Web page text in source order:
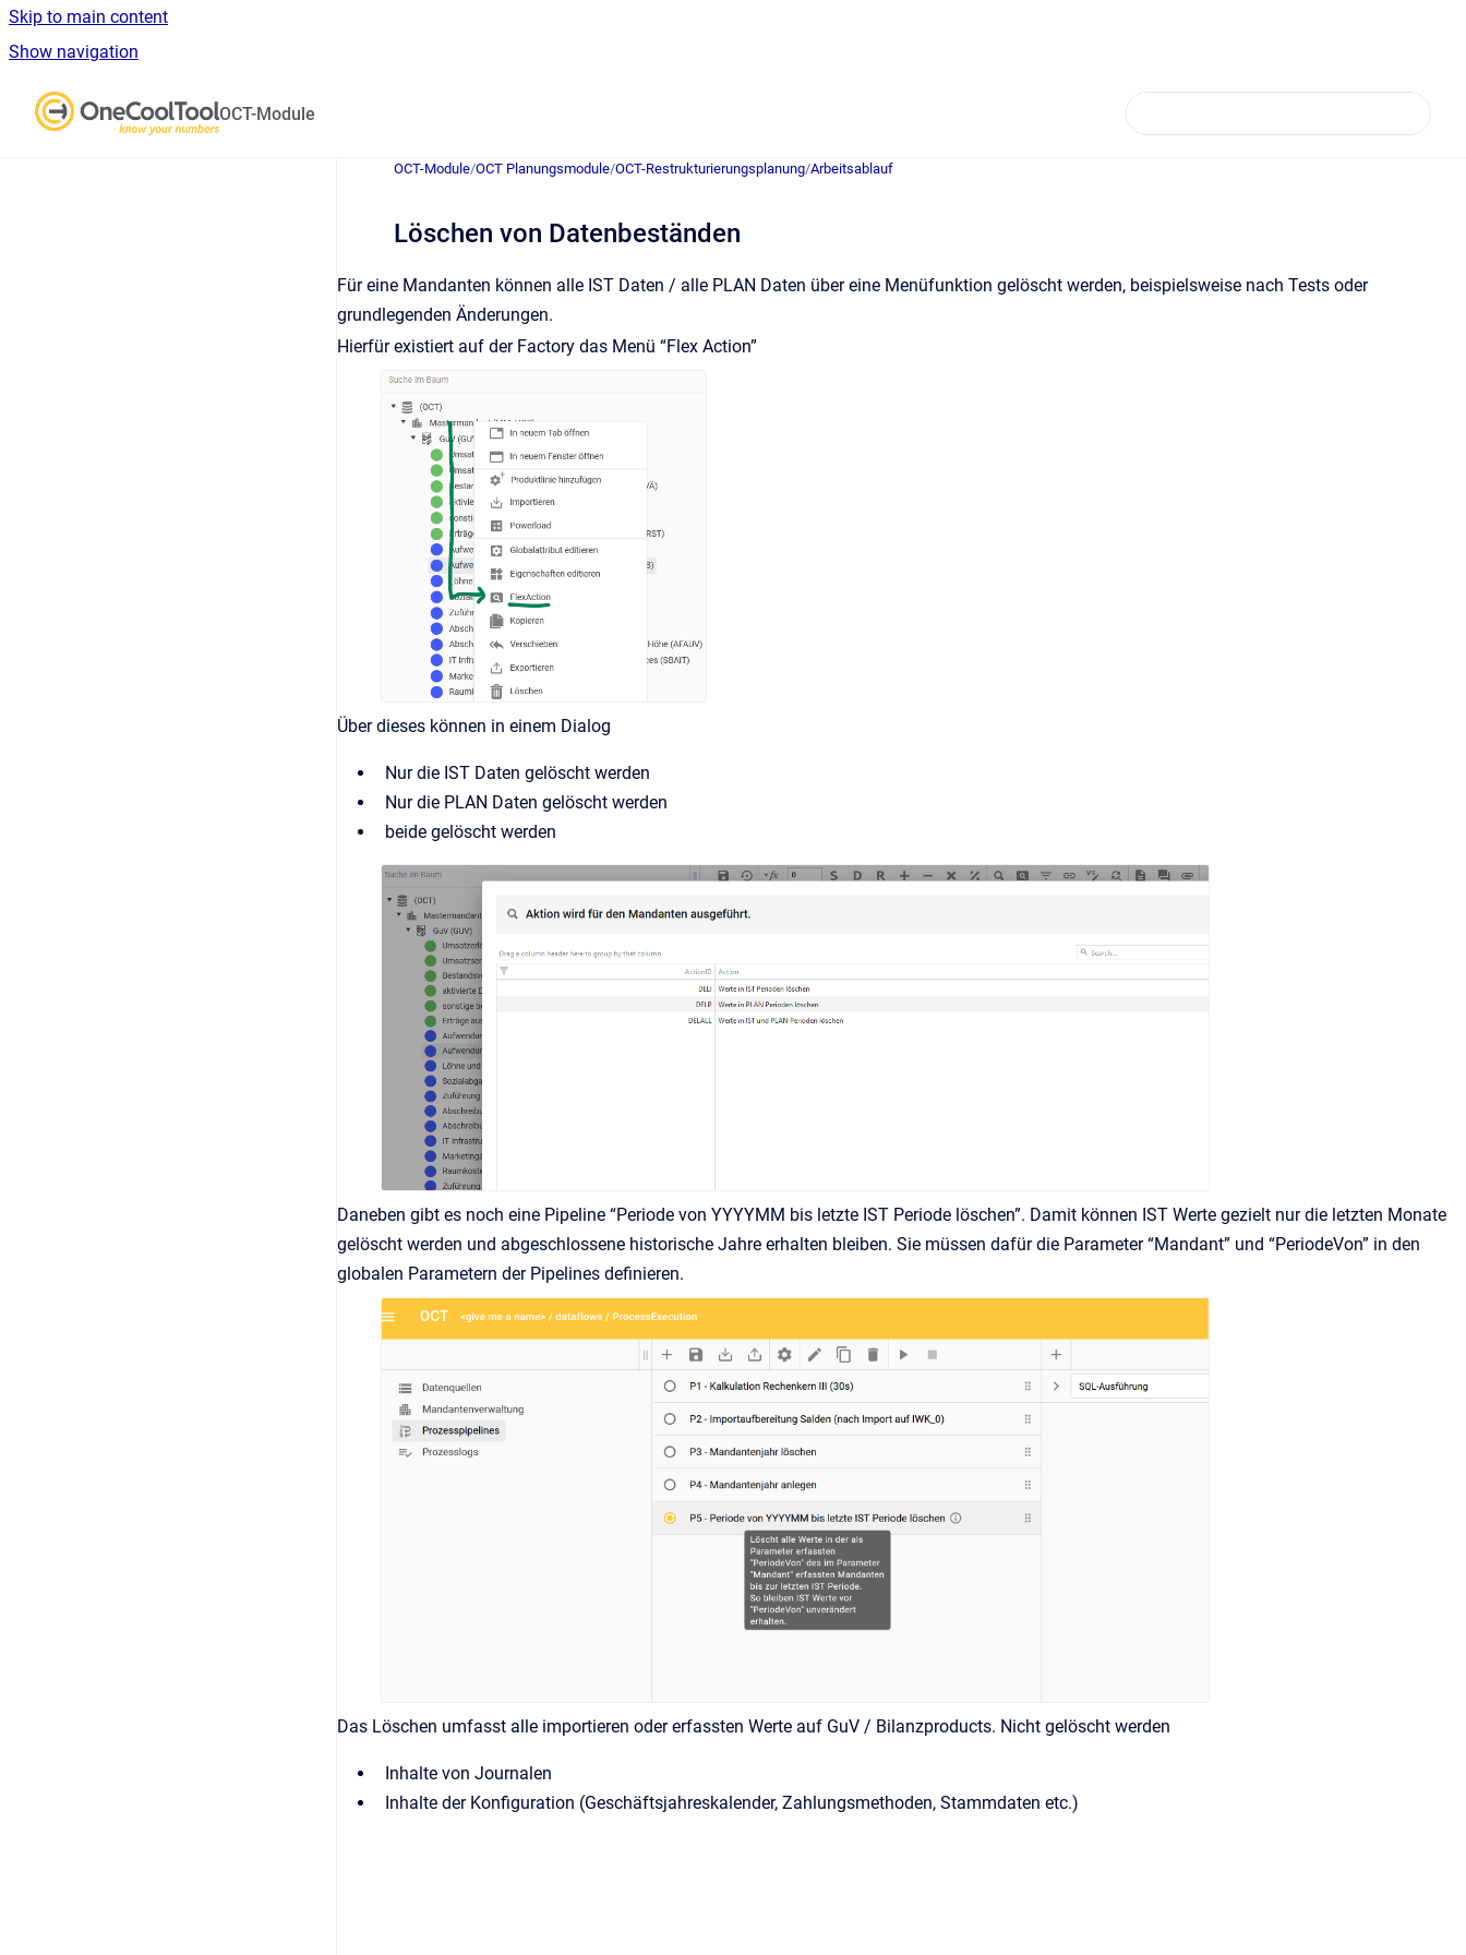
Skip to main content
Show navigation
OCT-Module
OCT-Module/OCT Planungsmodule/OCT-Restrukturierungsplanung/Arbeitsablauf
Löschen von Datenbeständen
Für eine Mandanten können alle IST Daten / alle PLAN Daten über eine Menüfunktion gelöscht werden, beispielsweise nach Tests oder
grundlegenden Änderungen.
Hierfür existiert auf der Factory das Menü “Flex Action”
Über dieses können in einem Dialog
Nur die IST Daten gelöscht werden
Nur die PLAN Daten gelöscht werden
beide gelöscht werden
Daneben gibt es noch eine Pipeline “Periode von YYYYMM bis letzte IST Periode löschen”. Damit können IST Werte gezielt nur die letzten Monate
gelöscht werden und abgeschlossene historische Jahre erhalten bleiben. Sie müssen dafür die Parameter “Mandant” und “PeriodeVon” in den
globalen Parametern der Pipelines definieren.
Das Löschen umfasst alle importieren oder erfassten Werte auf GuV / Bilanzproducts. Nicht gelöscht werden
Inhalte von Journalen
Inhalte der Konfiguration (Geschäftsjahreskalender, Zahlungsmethoden, Stammdaten etc.)